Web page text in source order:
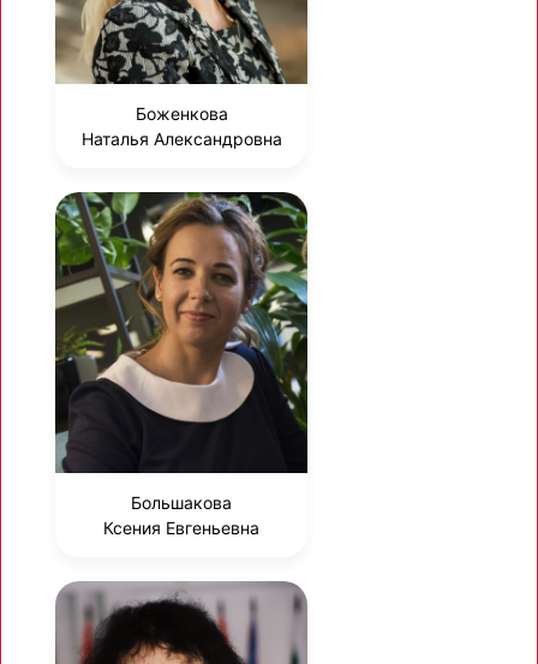
Боженкова
Наталья Александровна
Большакова
Ксения Евгеньевна